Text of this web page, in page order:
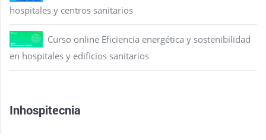
hospitales y centros sanitarios
Curso online Eficiencia energética y sostenibilidad
en hospitales y edificios sanitarios
Inhospitecnia